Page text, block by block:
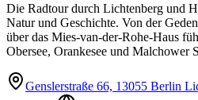
Die Radtour durch Lichtenberg und
Natur und Geschichte. Von der
über das Mies-van-der-Rohe-Haus
Obersee, Orankesee und Malchower
Genslerstraße 66, 13055 Berlin